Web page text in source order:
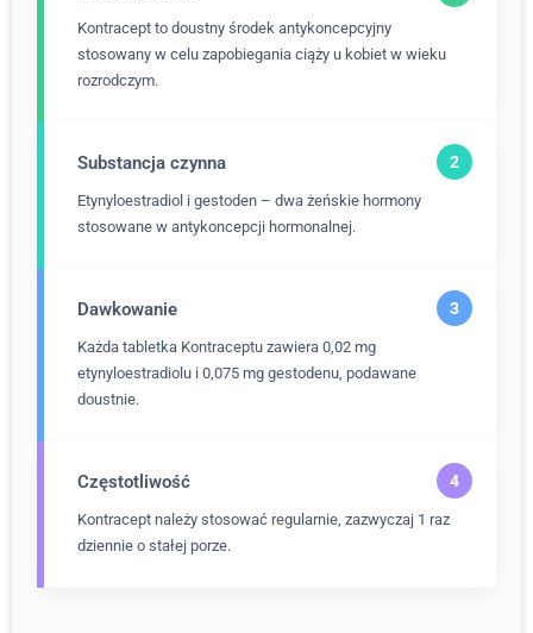
Kontracept to doustny środek antykoncepcyjny
stosowany w celu zapobiegania ciąży u kobiet w wieku
rozrodczym.
Substancja czynna
Etynyloestradiol i gestoden – dwa żeńskie hormony
stosowane w antykoncepcji hormonalnej.
Dawkowanie
Każda tabletka Kontraceptu zawiera 0,02 mg
etynyloestradiolu i 0,075 mg gestodenu, podawane
doustnie.
Częstotliwość
Kontracept należy stosować regularnie, zazwyczaj 1 raz
dziennie o stałej porze.